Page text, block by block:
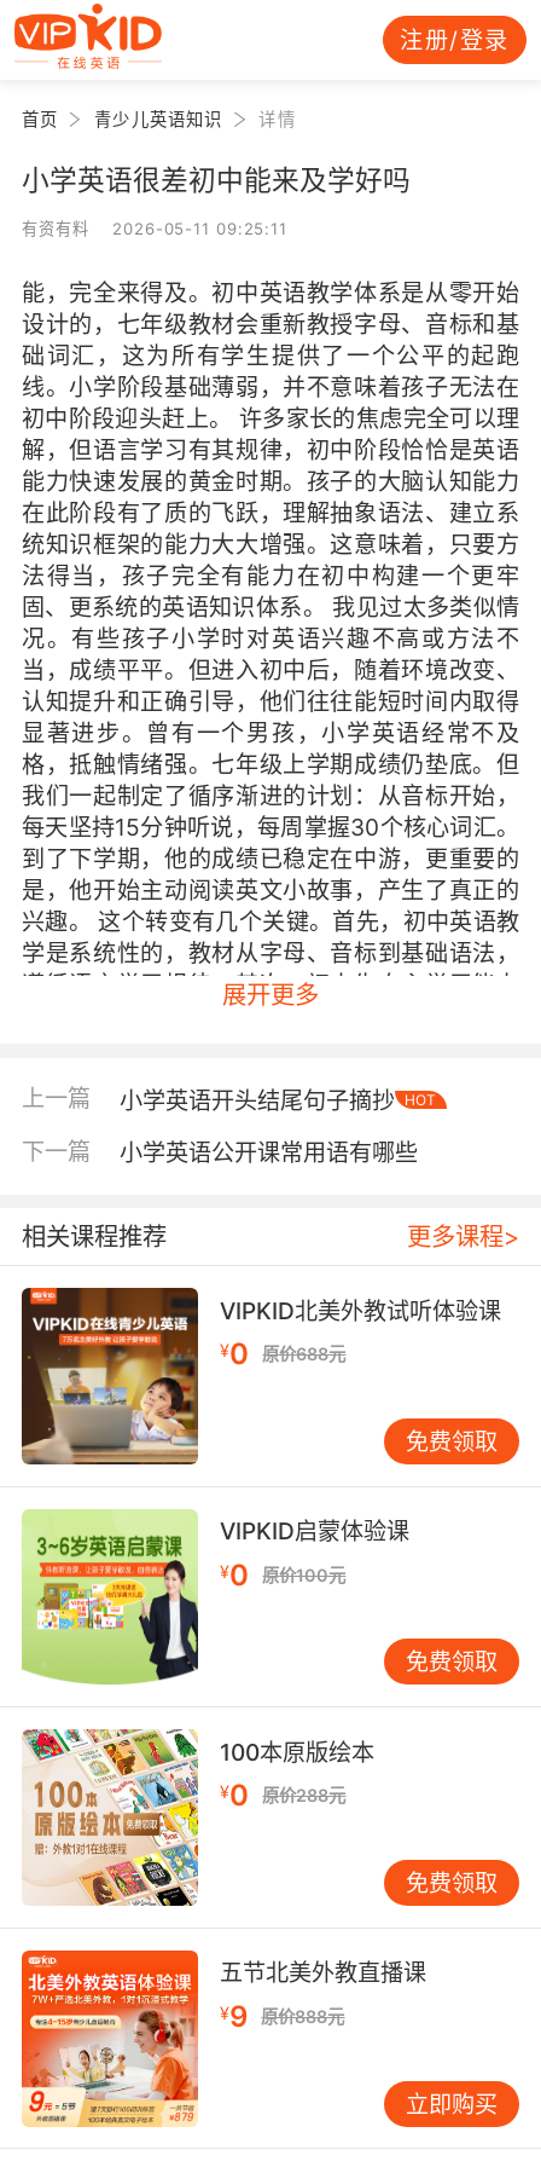
注册/登录
首页 青少儿英语知识 详情
小学英语很差初中能来及学好吗
有资有料 2026-05-11 09:25:11
能，完全来得及。初中英语教学体系是从零开始
设计的，七年级教材会重新教授字母、音标和基
础词汇，这为所有学生提供了一个公平的起跑
线。小学阶段基础薄弱，并不意味着孩子无法在
初中阶段迎头赶上。 许多家长的焦虑完全可以理
解，但语言学习有其规律，初中阶段恰恰是英语
能力快速发展的黄金时期。孩子的大脑认知能力
在此阶段有了质的飞跃，理解抽象语法、建立系
统知识框架的能力大大增强。这意味着，只要方
法得当，孩子完全有能力在初中构建一个更牢
固、更系统的英语知识体系。 我见过太多类似情
况。有些孩子小学时对英语兴趣不高或方法不
当，成绩平平。但进入初中后，随着环境改变、
认知提升和正确引导，他们往往能短时间内取得
显著进步。曾有一个男孩，小学英语经常不及
格，抵触情绪强。七年级上学期成绩仍垫底。但
我们一起制定了循序渐进的计划：从音标开始，
每天坚持15分钟听说，每周掌握30个核心词汇。
到了下学期，他的成绩已稳定在中游，更重要的
是，他开始主动阅读英文小故事，产生了真正的
兴趣。 这个转变有几个关键。首先，初中英语教
学是系统性的，教材从字母、音标到基础语法，
遵循语言学习规律。其次，初中生自主学习能力
增强，能理解学习目的并运用策略。最后，只要
那么，具体该如何做？第一步是重建信心。很多
基础差的孩子内心已贴上“学不好”的标签。我们
需要帮他们撕掉标签，相信初中是全新开始。可
以和孩子回顾曾克服的困难，如学会骑车、掌握
步是夯实最基础的语言要素。音标是基石，就像
汉语拼音。很多孩子记不住单词、发音不准，根
源常是音标未掌握。建议花两到三周专攻音标，
每天学4-5个，配简单单词练习。这个步骤能为
后续词汇记忆和口语表达打下坚实基础。 词汇积
累要讲方法。对基础薄弱的学生，不建议一开始
就面对初中要求的1500-2000个单词压力。可从
最常用的300个核心词汇入手，它们覆盖日常交
流的大部分场景。制作单词卡片是好方法，但更
重要的是在语境中学。例如学“apple”时，可以画
个苹果，造个简单句：I have a red apple. 视觉
和语境记忆比单纯背诵有效得多。 语法学习常让
学生头疼。其实初中语法没那么可怕。从最基础
的“主谓宾”句型开始，逐步学习there be句型、现
在进行时等。关键是通过大量例句理解，而非死
记规则。就像学游泳，光看理论不行，得下水练
习。我常在课堂上设计情景对话，让学生在真实
交流中体会语法使用。 每日听说训练须成习惯。
每天坚持15-20分钟听英语，内容可以是课本录
音、英文歌曲或简单对话视频。初期目标不是听
懂每个词，而是捕捉关键词、理解大意。有家长
问是否必须听标准新闻，其实对基础弱的学生，
语速适中、发音清晰的对话材料更合适。循序渐
进才是关键。 阅读能力提升需选合适材料。从词
汇量200字以内的分级读物开始，借图片和上下
文猜词义。不要每个生词都查字典，那会打断节
奏和乐趣。建议每周读3-5篇短文，坚持下去，
语感自然来。阅读时可划出认识的单词，这会带
来成就感。 错题本是个被忽视却极有效的工具。
将每次练习和考试中的错题整理下来，不仅要抄
展开更多
上一篇 小学英语开头结尾句子摘抄 HOT
下一篇 小学英语公开课常用语有哪些
相关课程推荐 更多课程>
VIPKID北美外教试听体验课
¥0 原价688元
免费领取
VIPKID启蒙体验课
¥0 原价100元
免费领取
100本原版绘本
¥0 原价288元
免费领取
五节北美外教直播课
¥9 原价888元
立即购买